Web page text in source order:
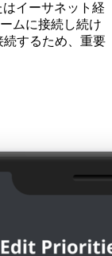
イーサネット経
ムに接続し続け
続するため、重要